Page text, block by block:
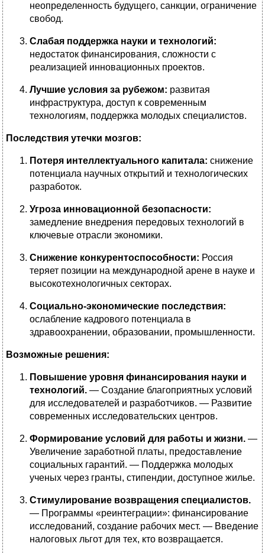
неопределенность будущего, санкции, ограничение
свобод.
Слабая поддержка науки и технологий:
недостаток финансирования, сложности с
реализацией инновационных проектов.
Лучшие условия за рубежом: развитая
инфраструктура, доступ к современным
технологиям, поддержка молодых специалистов.
Последствия утечки мозгов:
Потеря интеллектуального капитала: снижение
потенциала научных открытий и технологических
разработок.
Угроза инновационной безопасности:
замедление внедрения передовых технологий в
ключевые отрасли экономики.
Снижение конкурентоспособности: Россия
теряет позиции на международной арене в науке и
высокотехнологичных секторах.
Социально-экономические последствия:
ослабление кадрового потенциала в
здравоохранении, образовании, промышленности.
Возможные решения:
Повышение уровня финансирования науки и
технологий. — Создание благоприятных условий
для исследователей и разработчиков. — Развитие
современных исследовательских центров.
Формирование условий для работы и жизни. —
Увеличение заработной платы, предоставление
социальных гарантий. — Поддержка молодых
ученых через гранты, стипендии, доступное жилье.
Стимулирование возвращения специалистов.
— Программы «реинтеграции»: финансирование
исследований, создание рабочих мест. — Введение
налоговых льгот для тех, кто возвращается.